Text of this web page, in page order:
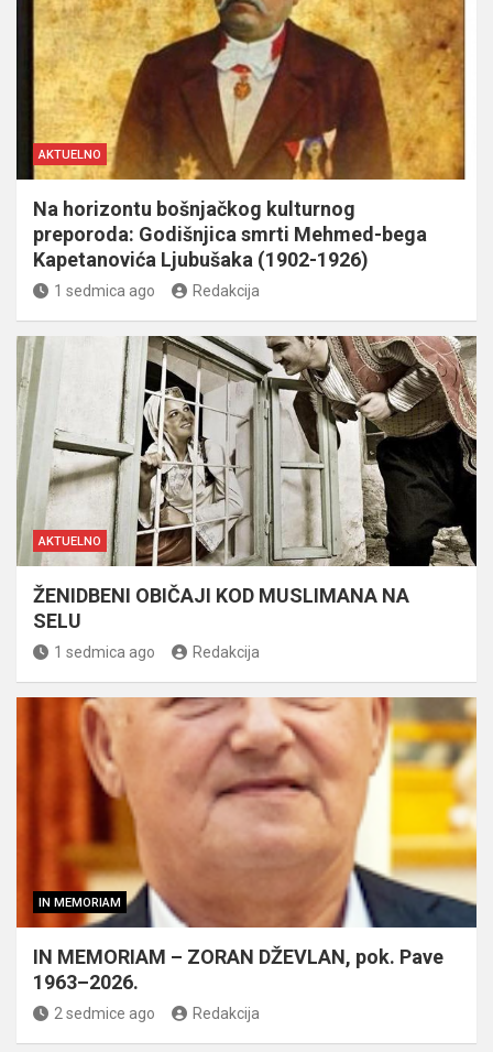
AKTUELNO
Na horizontu bošnjačkog kulturnog
preporoda: Godišnjica smrti Mehmed-bega
Kapetanovića Ljubušaka (1902-1926)
1 sedmica ago Redakcija
AKTUELNO
ŽENIDBENI OBIČAJI KOD MUSLIMANA NA
SELU
1 sedmica ago Redakcija
IN MEMORIAM
IN MEMORIAM – ZORAN DŽEVLAN, pok. Pave
1963–2026.
2 sedmice ago Redakcija